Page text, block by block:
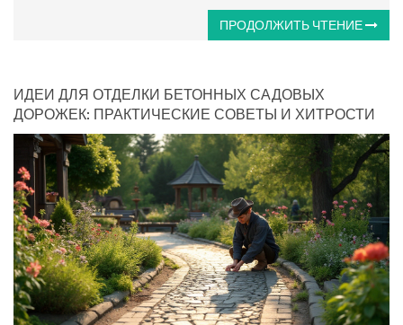
ПРОДОЛЖИТЬ ЧТЕНИЕ
ИДЕИ ДЛЯ ОТДЕЛКИ БЕТОННЫХ САДОВЫХ
ДОРОЖЕК: ПРАКТИЧЕСКИЕ СОВЕТЫ И ХИТРОСТИ